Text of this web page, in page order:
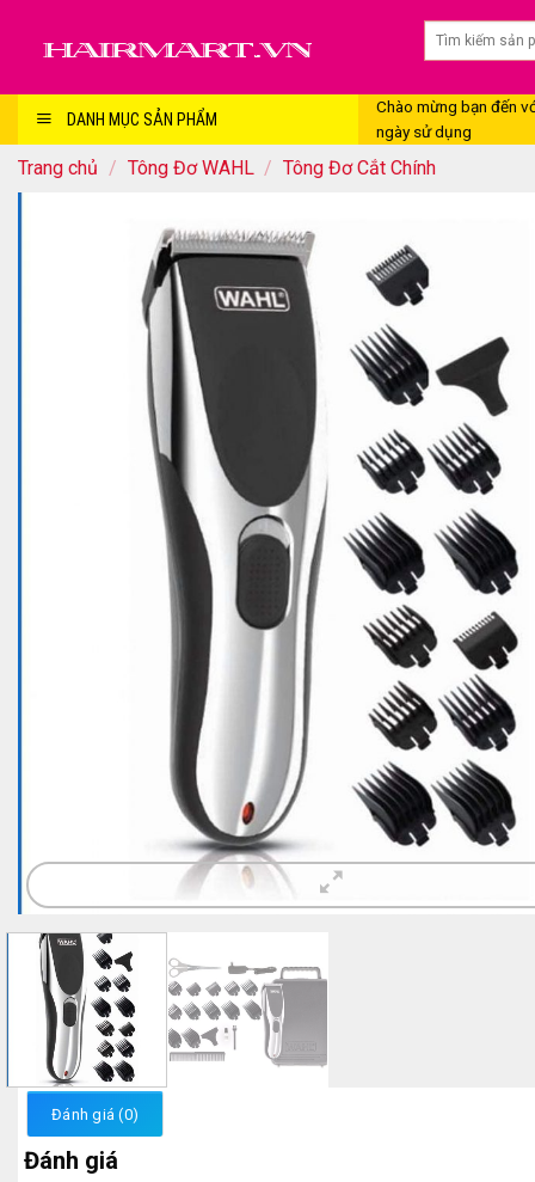
DANH MỤC SẢN PHẨM
Chào mừng bạn đến
ngày sử dụng
Trang chủ / Tông Đơ WAHL / Tông Đơ Cắt Chính
Đánh giá (0)
Đánh giá